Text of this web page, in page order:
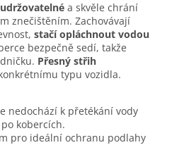
a skvěle chrání
znečištěním. Zachovávají
stačí opláchnout vodou
bezpečně sedí, takže
Přesný střih
typu vozidla.
nedochází k přetékání vody
kobercích.
pro ideální ochranu podlahy